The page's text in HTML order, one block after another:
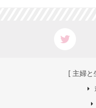
[ 主婦と